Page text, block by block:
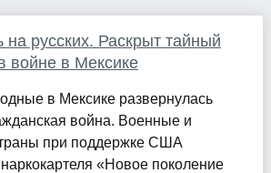
на русских. Раскрыт тайный
войне в Мексике
в Мексике развернулась
война. Военные и
при поддержке США
«Новое поколение